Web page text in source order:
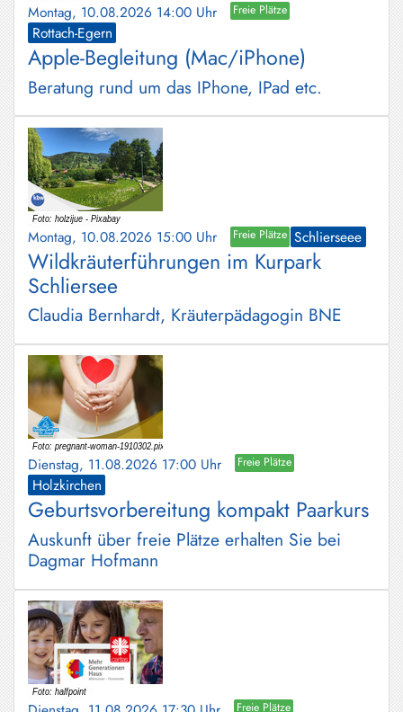
Montag, 10.08.2026 14:00 Uhr Freie Plätze
Rottach-Egern
Apple-Begleitung (Mac/iPhone)
Beratung rund um das IPhone, IPad etc.
Montag, 10.08.2026 15:00 Uhr Freie Plätze Schlierseee
Wildkräuterführungen im Kurpark
Schliersee
Claudia Bernhardt, Kräuterpädagogin BNE
Dienstag, 11.08.2026 17:00 Uhr Freie Plätze
Holzkirchen
Geburtsvorbereitung kompakt Paarkurs
Auskunft über freie Plätze erhalten Sie bei
Dagmar Hofmann
Freie Plätze